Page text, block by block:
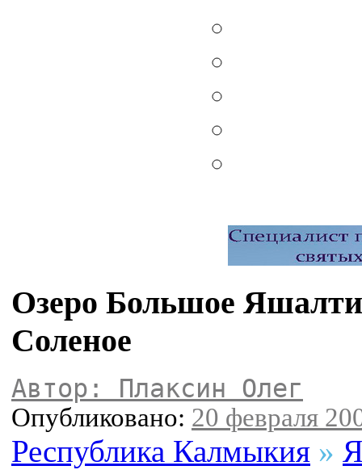
Озеро Большое
Соленое
Автор: Плаксин Олег
Опубликовано: 20 февраля
Республика Калмыкия »